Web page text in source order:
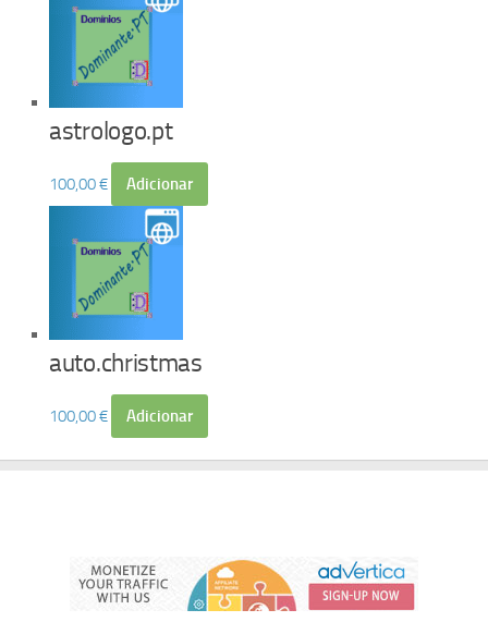
astrologo.pt
100,00€ Adicionar
auto.christmas
100,00€ Adicionar